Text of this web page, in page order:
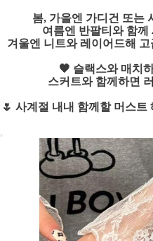
봄, 가을엔 가디건 또는
여름엔 반팔티와 함께
겨울엔 니트와 레이어드해
🖤 슬랙스와 매치
스커트와 함께하면
🌷 사계절 내내 함께할 머스트